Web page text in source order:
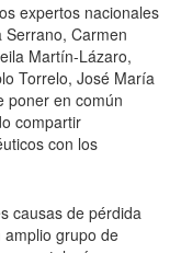
expertos nacionales
Carmen
Martín-Lázaro,
Torrelo, José María
poner en común
compartir
con los
causas de pérdida
grupo de